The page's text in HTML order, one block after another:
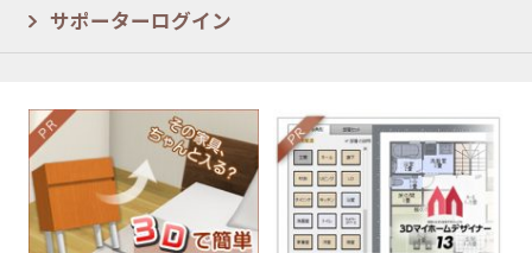
サポーターログイン